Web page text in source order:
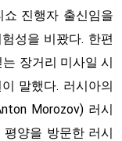
쇼 진행자 출신임을
성을 비꽜다. 한편
장거리 미사일 시
말했다. 러시아의
Morozov) 러시
양을 방문한 러시